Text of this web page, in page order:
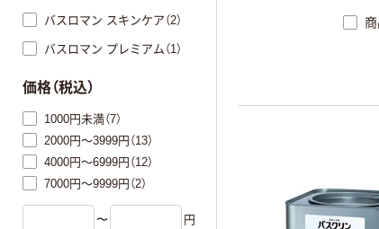
バスロマン スキンケア（2）
バスロマン プレミアム（1）
価格（税込）
1000円未満（7）
2000円～3999円（13）
4000円～6999円（12）
7000円～9999円（2）
〜 円